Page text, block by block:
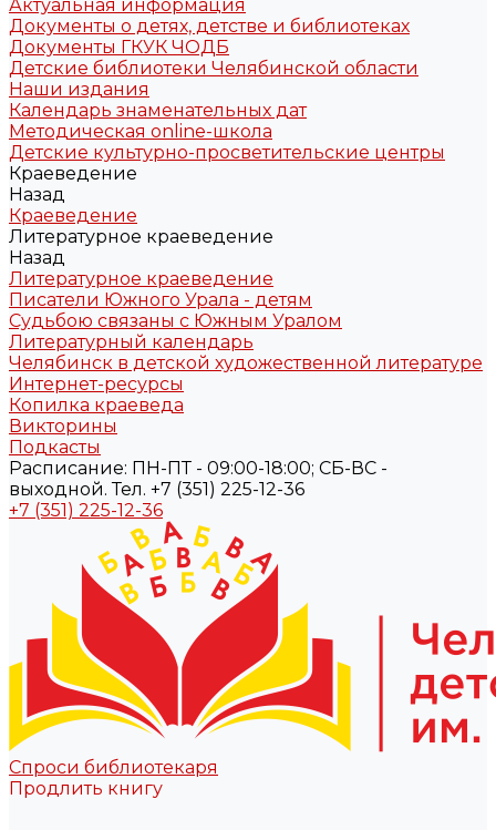
Актуальная информация
Документы о детях, детстве и библиотеках
Документы ГКУК ЧОДБ
Детские библиотеки Челябинской области
Наши издания
Календарь знаменательных дат
Методическая online-школа
Детские культурно-просветительские центры
Краеведение
Назад
Краеведение
Литературное краеведение
Назад
Литературное краеведение
Писатели Южного Урала - детям
Судьбою связаны с Южным Уралом
Литературный календарь
Челябинск в детской художественной литературе
Интернет-ресурсы
Копилка краеведа
Викторины
Подкасты
Расписание: ПН-ПТ - 09:00-18:00; СБ-ВС -
выходной. Тел. +7 (351) 225-12-36
+7 (351) 225-12-36
Спроси библиотекаря
Продлить книгу